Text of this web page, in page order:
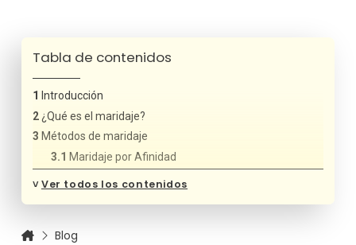
Tabla de contenidos
Introducción
¿Qué es el maridaje?
Métodos de maridaje
Maridaje por Afinidad
Maridaje por Contraste
Intensidad
˅Ver todos los contenidos
Blog